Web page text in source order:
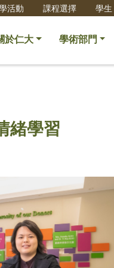
活動 課程選擇 學生
於仁大 學術部門
緒學習